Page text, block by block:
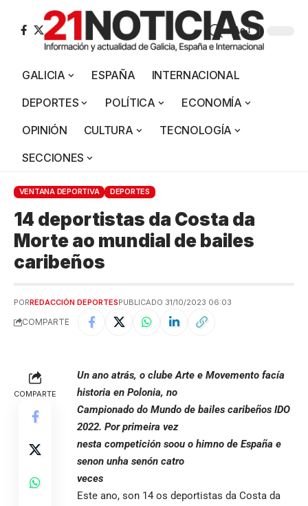
Aa
GALICIA ESPAÑA
INTERNACIONAL
DEPORTES
POLÍTICA
ECONOMÍA
OPINIÓN
CULTURA
TECNOLOGÍA
SECCIONES
VENTANA DEPORTIVA DEPORTES
14 deportistas da Costa da
Morte ao mundial de bailes
caribeños
PORREDACCIÓN DEPORTESPUBLICADO 31/10/2023 06:03
COMPARTE
COMPARTE
Un ano atrás, o clube Arte e Movemento facía
historia en Polonia, no
Campionado do Mundo de bailes caribeños IDO
2022. Por primeira vez
nesta competición soou o himno de España e
senon unha senón catro
veces
Este ano, son 14 os deportistas da Costa da